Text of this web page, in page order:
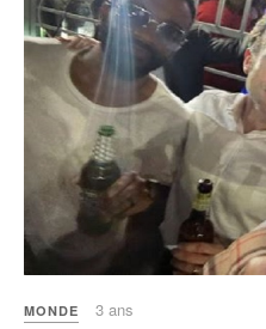
MONDE 3 ans